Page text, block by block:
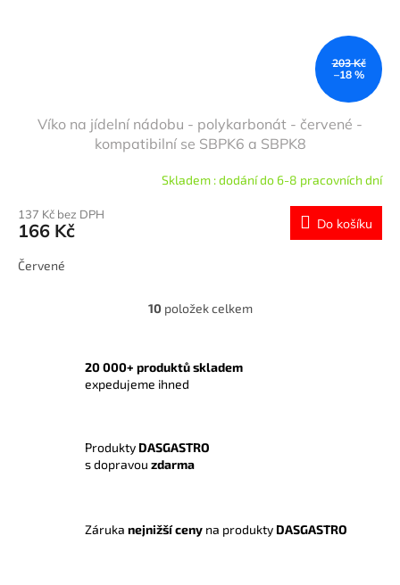
203 Kč
–18 %
Víko na jídelní nádobu - polykarbonát - červené -
kompatibilní se SBPK6 a SBPK8
Skladem : dodání do 6-8 pracovních dní
137 Kč bez DPH
166 Kč Do košíku
Červené
O
á
p
v
10 položek celkem
20 000+ produktů skladem
expedujeme ihned
Produkty DASGASTRO
s dopravou zdarma
Záruka nejnižší ceny na produkty DASGASTRO